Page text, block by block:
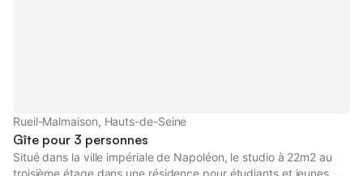
Rueil-Malmaison, Hauts-de-Seine
Gîte pour 3 personnes
Situé dans la ville impériale de Napoléon, le studio à 22m2 au
troisième étage dans une résidence pour étudiants et jeunes